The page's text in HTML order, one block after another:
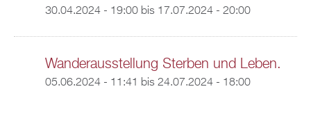
30.04.2024 - 19:00bis 17.07.2024 - 20:00
Wanderausstellung Sterben und Leben.
05.06.2024 - 11:41 bis 24.07.2024 - 18:00